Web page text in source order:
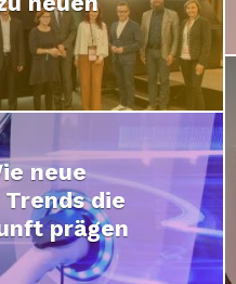
neue
die
prägen